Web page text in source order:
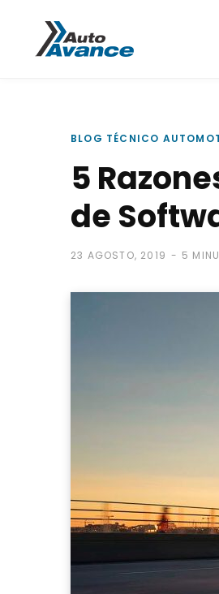
BLOG TÉCNICO
5
de
23 AGOSTO, 2019 5